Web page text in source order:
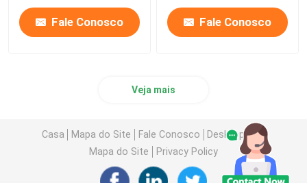
Fale Conosco Fale Conosco
Veja mais
Casa Mapa do Site Fale Conosco
Desktop Site
Mapa do Site
Privacy Policy